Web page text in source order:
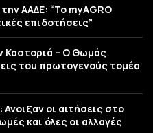
ΑΑΔΕ: “Το myAGRO
επιδοτήσεις”
Καστοριά – Ο Θωμάς
του πρωτογενούς τομέα
οι αιτήσεις στο
και όλες οι αλλαγές